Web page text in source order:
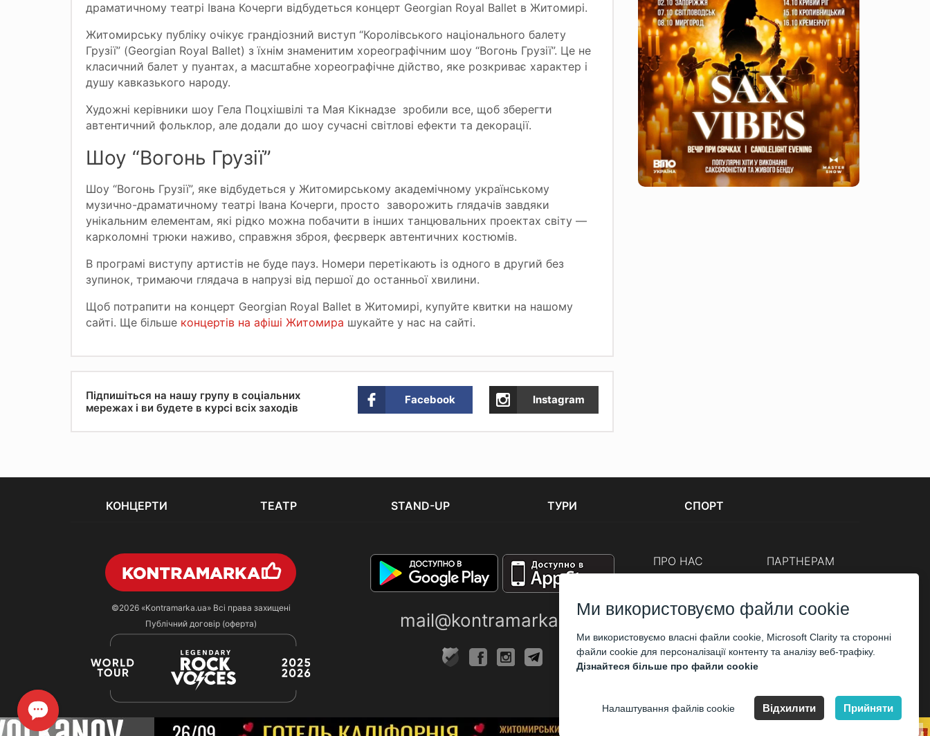
драматичному театрі Івана Кочерги відбудеться концерт Georgian Royal Ballet в Житомирі.
Житомирську публіку очікує грандіозний виступ “Королівського національного балету
Грузії” (Georgian Royal Ballet) з їхнім знаменитим хореографічним шоу “Вогонь Грузії”. Це не
класичний балет у пуантах, а масштабне хореографічне дійство, яке розкриває характер і
душу кавказького народу.
Художні керівники шоу Гела Поцхішвілі та Мая Кікнадзе зробили все, щоб зберегти
автентичний фольклор, але додали до шоу сучасні світлові ефекти та декорації.
Шоу “Вогонь Грузії”
Шоу “Вогонь Грузії”, яке відбудеться у Житомирському академічному українському
музично-драматичному театрі Івана Кочерги, просто заворожить глядачів завдяки
унікальним елементам, які рідко можна побачити в інших танцювальних проектах світу —
карколомні трюки наживо, справжня зброя, феєрверк автентичних костюмів.
В програмі виступу артистів не буде пауз. Номери перетікають із одного в другий без
зупинок, тримаючи глядача в напрузі від першої до останньої хвилини.
Щоб потрапити на концерт Georgian Royal Ballet в Житомирі, купуйте квитки на нашому
сайті. Ще більше концертів на афіші Житомира шукайте у нас на сайті.
Підпишіться на нашу групу в соціальних
мережах і ви будете в курсі всіх заходів
Facebook Instagram
КОНЦЕРТИ ТЕАТР STAND-UP ТУРИ СПОРТ
©2026 «Kontramarka.ua»Всі права захищені
Публічний договір (оферта)
mail@kontramarka.ua
ПРО НАС ПАРТНЕРАМ
Корпоративним клієнтам
Ми використовуємо файли cookie
Ми використовуємо власні файли cookie, Microsoft Clarity та сторонні
файли cookie для персоналізації контенту та аналізу веб-трафіку.
Дізнайтеся більше про файли cookie
Налаштування файлів cookie Відхилити Прийняти